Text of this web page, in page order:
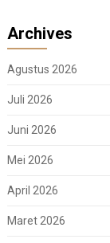
Archives
Agustus 2026
Juli 2026
Juni 2026
Mei 2026
April 2026
Maret 2026